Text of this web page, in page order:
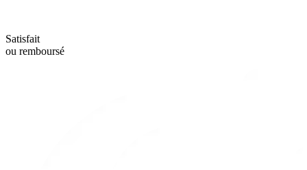
Satisfait
ou remboursé